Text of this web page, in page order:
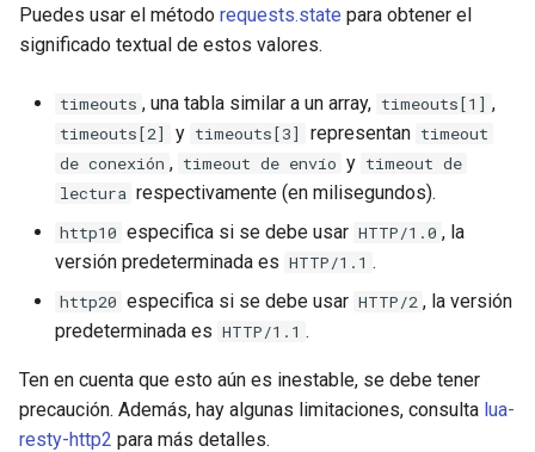
nchan
ndk
nftset-access
njs
passenger
Puedes usar el método requests.state para obtener el
significado textual de estos valores.
timeouts , una tabla similar a un array, timeouts[1] ,
timeouts[2] y timeouts[3] representan timeout
de conexión , timeout de envío y timeout de
lectura respectivamente (en milisegundos).
http10 especifica si se debe usar HTTP/1.0 , la
versión predeterminada es HTTP/1.1 .
http20 especifica si se debe usar HTTP/2 , la versión
predeterminada es HTTP/1.1 .
Ten en cuenta que esto aún es inestable, se debe tener
precaución. Además, hay algunas limitaciones, consulta lua-
resty-http2 para más detalles.